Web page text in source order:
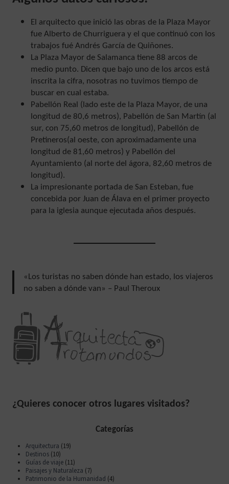
El arquitecto que inició las obras de la Plaza Mayor
fue Alberto de Churriguera y el que continuó con los
trabajos fué Andrés García de Quiñones.
La Plaza Mayor de Salamanca tiene 88 arcos de
medio punto. Dicen que bajo uno de los arcos está
inscrita la cifra, nosotras no tuvimos tiempo de
buscar en cual estaba.
Pabellón Real (lado este de la Plaza Mayor, de una
longitud de 80,6 metros), Pabellón de San Martín (al
sur, con 75,60 metros de longitud), Pabellón de
Pretineros(al oeste, con aproximadamente una
longitud de 81,60 metros) y Pabellón del
Ayuntamiento (al norte del ágora, 82,60 metros de
longitud).
La impresionante portada de San Esteban, fue
concebida por Juan de Álava en el primer proyecto
para la iglesia aunque ejecutada años después.
«Los turistas no saben dónde han estado, los viajeros
no saben a dónde van» – Paul Theroux
¿Quieres conocer otros lugares visitados?
Categorías
Arquitectura (19)
Destinos(10)
Guías de viaje(11)
Paisajes y Naturaleza (7)
Patrimonio de la Humanidad (4)